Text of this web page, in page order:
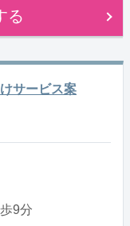
る
サービス案
9分